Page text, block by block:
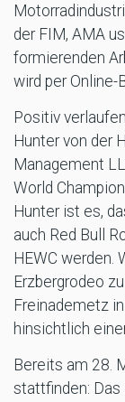
der FIM, AMA
formierenden
wird per
Positiv
Hunter von der
Management
World
Hunter ist es,
auch Red Bull
HEWC werden.
Erzbergrodeo
Freinademetz
hinsichtlich
Bereits am 28.
stattfinden: Das